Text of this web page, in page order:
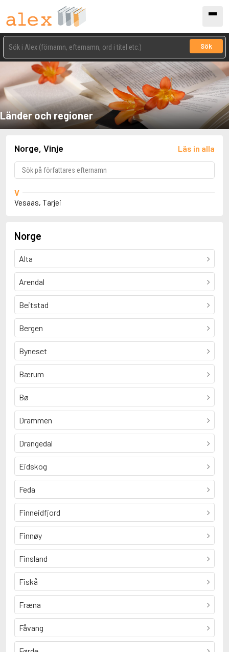
Sök
Länder och regioner
Norge, Vinje Läs in alla
V
Vesaas, Tarjei
Norge
Alta
Arendal
Beitstad
Bergen
Byneset
Bærum
Bø
Drammen
Drangedal
Eidskog
Feda
Finneidfjord
Finnøy
Finsland
Fiskå
Fræna
Fåvang